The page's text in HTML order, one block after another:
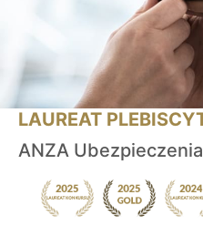
LAUREAT
ANZA